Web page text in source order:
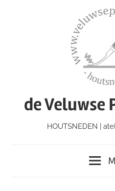
de Veluwse
HOUTSNEDEN |